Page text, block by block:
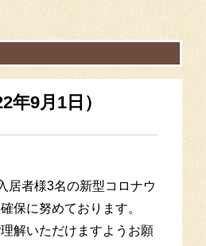
9月1日）
居者様3名の新型コロナウ
保に努めております。
解いただけますようお願